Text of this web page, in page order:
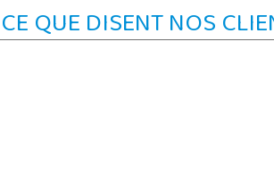
CE QUE DISENT NOS